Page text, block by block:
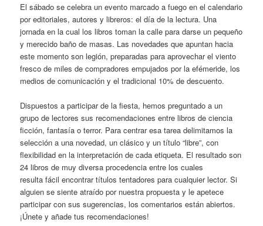
El sábado se celebra un evento marcado a fuego en el calendario
por editoriales, autores y libreros: el día de la lectura. Una
jornada en la cual los libros toman la calle para darse un pequeño
y merecido baño de masas. Las novedades que apuntan hacia
este momento son legión, preparadas para aprovechar el viento
fresco de miles de compradores empujados por la efémeride, los
medios de comunicación y el tradicional 10% de descuento.
Dispuestos a participar de la fiesta, hemos preguntado a un
grupo de lectores sus recomendaciones entre libros de ciencia
ficción, fantasía o terror. Para centrar esa tarea delimitamos la
selección a una novedad, un clásico y un título “libre”, con
flexibilidad en la interpretación de cada etiqueta. El resultado son
24 libros de muy diversa procedencia entre los cuales
resulta fácil encontrar títulos tentadores para cualquier lector. Si
alguien se siente atraído por nuestra propuesta y le apetece
participar con sus sugerencias, los comentarios están abiertos.
¡Únete y añade tus recomendaciones!